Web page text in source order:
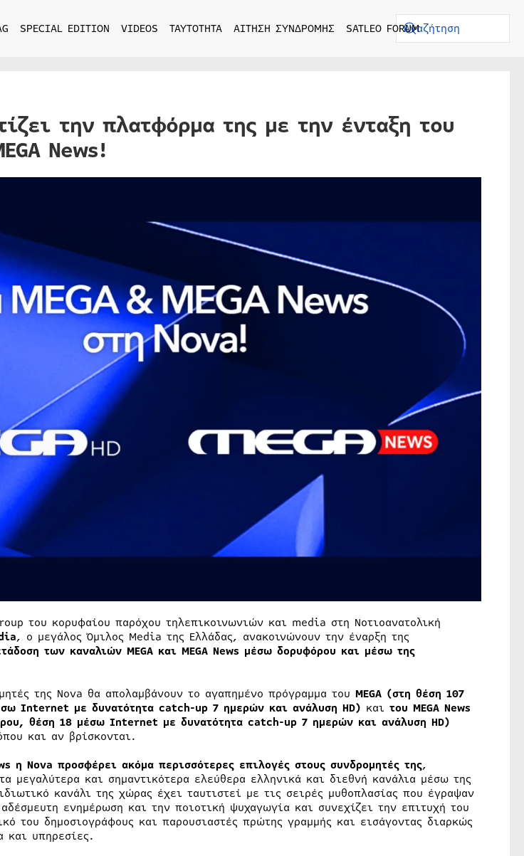
SPECIAL EDITION VIDEOS ΤΑΥΤΟΤΗΤΑ ΑΙΤΗΣΗ ΣΥΝΔΡΟΜΗΣ SATLEO FORUM
την πλατφόρμα της με την ένταξη του
News!
του κορυφαίου παρόχου τηλεπικοινωνιών και media στη Νοτιοανατολική
, o μεγάλος Όμιλος Media της Ελλάδας, ανακοινώνουν την έναρξη της
των καναλιών MEGAκαι MEGA News μέσω δορυφόρου και μέσω της
της Nova θα απολαμβάνουν το αγαπημένο πρόγραμμα του MEGA (στη θέση 107
Internet με δυνατότητα catch-up 7 ημερών και ανάλυση HD) και του MEGA News
θέση 18 μέσω Internet με δυνατότητα catch-up 7 ημερών και ανάλυση HD)
και αν βρίσκονται.
η Nova προσφέρει ακόμα περισσότερες επιλογές στους συνδρομητές της,
μεγαλύτερα και σημαντικότερα ελεύθερα ελληνικά και διεθνή κανάλια μέσω της
κανάλι της χώρας έχει ταυτιστεί με τις σειρές μυθοπλασίας που έγραψαν
ενημέρωση και την ποιοτική ψυχαγωγία και συνεχίζει την επιτυχή του
του δημοσιογράφους και παρουσιαστές πρώτης γραμμής και εισάγοντας διαρκώς
και υπηρεσίες.